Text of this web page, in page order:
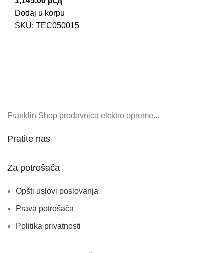
Dodaj u korpu
SKU: TEC050015
Franklin Shop prodavnica elektro opreme...
Pratite nas
Za potrošača
Opšti uslovi poslovanja
Prava potrošača
Politika privatnosti